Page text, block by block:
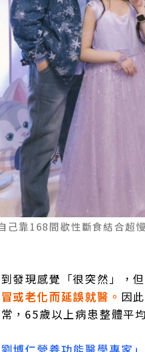
靠168間歇性斷食結合超
發現感覺「很突然」，
或老化而延誤就醫。 因
，65歲以上病患整體平